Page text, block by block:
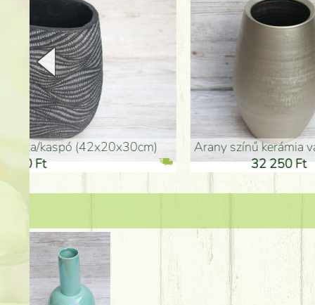
arany színű kerámia váza (40x26cm)
hosszú arany színű
46